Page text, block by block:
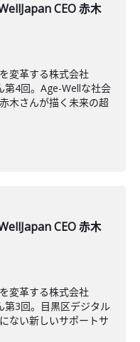
CEO 赤木
変革する株式会社
第4回。Age-Wellな社会
木さんが描く未来の超
CEO 赤木
変革する株式会社
第3回。目黒区デジタル
ない新しいサポートサ